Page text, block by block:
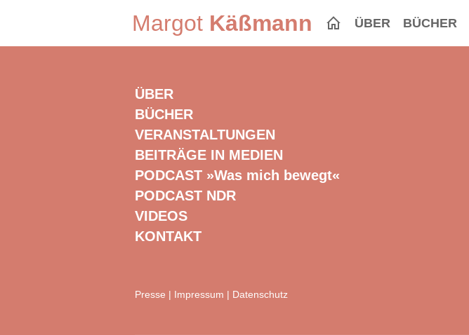
Margot Käßmann ÜBER BÜCHER
ÜBER
BÜCHER
VERANSTALTUNGEN
BEITRÄGE IN MEDIEN
PODCAST »Was mich bewegt«
PODCAST NDR
VIDEOS
KONTAKT
Presse Impressum Datenschutz